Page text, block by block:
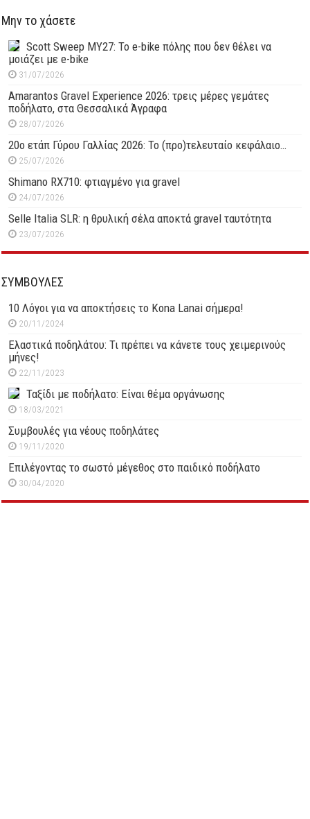
Μην το χάσετε
Scott Sweep MY27: Το e-bike πόλης που δεν θέλει να
μοιάζει με e-bike
31/07/2026
Amarantos Gravel Experience 2026: τρεις μέρες γεμάτες
ποδήλατο, στα Θεσσαλικά Άγραφα
28/07/2026
20ο ετάπ Γύρου Γαλλίας 2026: Το (προ)τελευταίο κεφάλαιο…
25/07/2026
Shimano RX710: φτιαγμένο για gravel
24/07/2026
Selle Italia SLR: η θρυλική σέλα αποκτά gravel ταυτότητα
23/07/2026
ΣΥΜΒΟΥΛΕΣ
10 Λόγοι για να αποκτήσεις το Kona Lanai σήμερα!
20/11/2024
Ελαστικά ποδηλάτου: Τι πρέπει να κάνετε τους χειμερινούς
μήνες!
22/11/2023
Ταξίδι με ποδήλατο: Είναι θέμα οργάνωσης
18/03/2021
Συμβουλές για νέους ποδηλάτες
19/11/2020
Επιλέγοντας το σωστό μέγεθος στο παιδικό ποδήλατο
30/04/2020